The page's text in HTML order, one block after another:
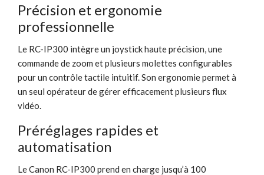
Précision et ergonomie
professionnelle
Le RC-IP300 intègre un joystick haute précision, une
commande de zoom et plusieurs molettes configurables
pour un contrôle tactile intuitif. Son ergonomie permet à
un seul opérateur de gérer efficacement plusieurs flux
vidéo.
Préréglages rapides et
automatisation
Le Canon RC-IP300 prend en charge jusqu’à 100